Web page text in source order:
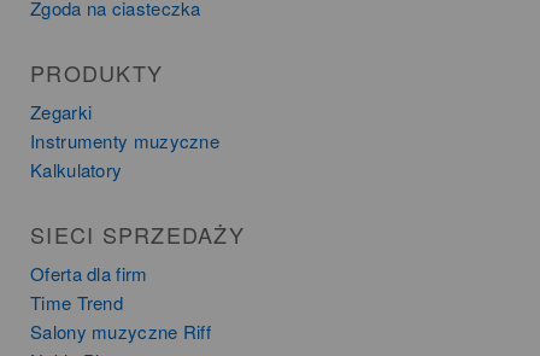
Zgoda na ciasteczka
PRODUKTY
Zegarki
Instrumenty muzyczne
Kalkulatory
SIECI SPRZEDAŻY
Oferta dla firm
Time Trend
Salony muzyczne Riff